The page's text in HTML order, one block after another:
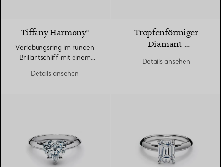
Tiffany Harmony®
Verlobungsring im runden
Brillantschliff mit einem
Details ansehen
Tropfenförmiger
Diamant-
Verlobungsring in
Details ansehen